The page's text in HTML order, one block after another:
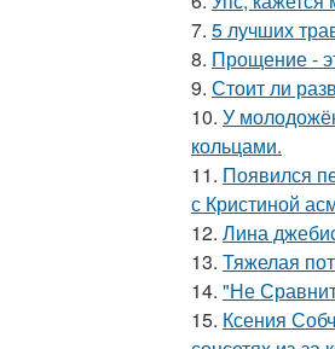
7. 5 лучших
8. Прощение -
9. Стоит ли
10. У
кольцами.
11. Появился
с Кристиной
12. Лина
13. Тяжелая
14. "Не
15. Ксения